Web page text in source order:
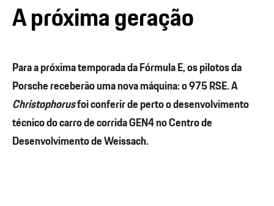
A próxima geração
Para a próxima temporada da Fórmula E, os pilotos da
Porsche receberão uma nova máquina: o 975 RSE. A
Christophorusfoi conferir de perto o desenvolvimento
técnico do carro de corrida GEN4 no Centro de
Desenvolvimento de Weissach.